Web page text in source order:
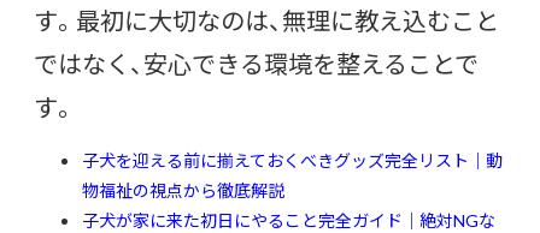
す。最初に大切なのは、無理に教え込むこと
ではなく、安心できる環境を整えることで
す。
子犬を迎える前に揃えておくべきグッズ完全リスト｜動
物福祉の視点から徹底解説
子犬が家に来た初日にやること完全ガイド｜絶対NGな